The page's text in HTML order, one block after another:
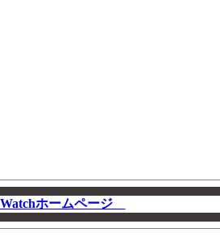
ホームページ